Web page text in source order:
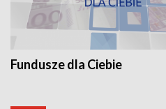
Fundusze dla Ciebie